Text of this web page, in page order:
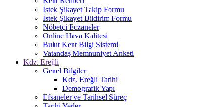
İstek Şikayet Takip Formu
İstek Şikayet Bildirim Formu
Nöbetçi Eczaneler
Online Hava Kalitesi
Bulut Kent Bilgi Sistemi
Vatandaş Memnuniyet Anketi
Kdz. Ereğli
Genel Bilgiler
Kdz. Ereğli Tarihi
Demografik Yapı
Efsaneler ve Tarihsel Süreç